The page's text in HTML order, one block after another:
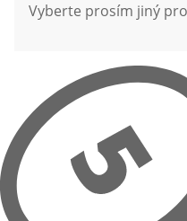
Vyberte prosím jiný